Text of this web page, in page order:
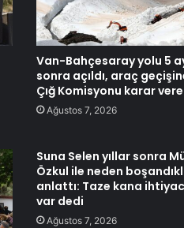
Van-Bahçesaray yolu 5
sonra açıldı, araç
Çığ Komisyonu karar
Ağustos 7, 2026
Suna Selen yıllar sonra
Özkul ile neden
anlattı: Taze kana
var dedi
Ağustos 7, 2026